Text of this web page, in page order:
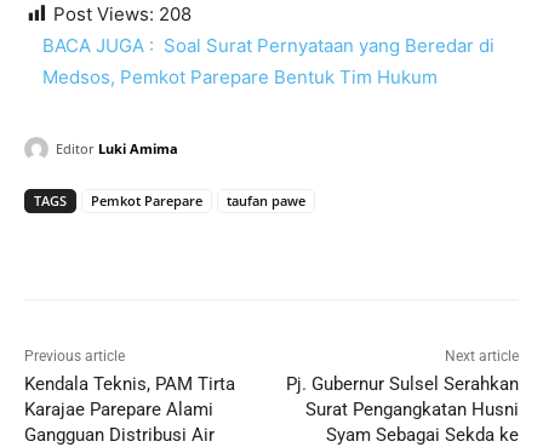
Post Views: 208
BACA JUGA : Soal Surat Pernyataan yang Beredar di
Medsos, Pemkot Parepare Bentuk Tim Hukum
Editor Luki Amima
TAGS Pemkot Parepare taufan pawe
Previous article
Kendala Teknis, PAM Tirta
Karajae Parepare Alami
Gangguan Distribusi Air
Next article
Pj. Gubernur Sulsel Serahkan
Surat Pengangkatan Husni
Syam Sebagai Sekda ke